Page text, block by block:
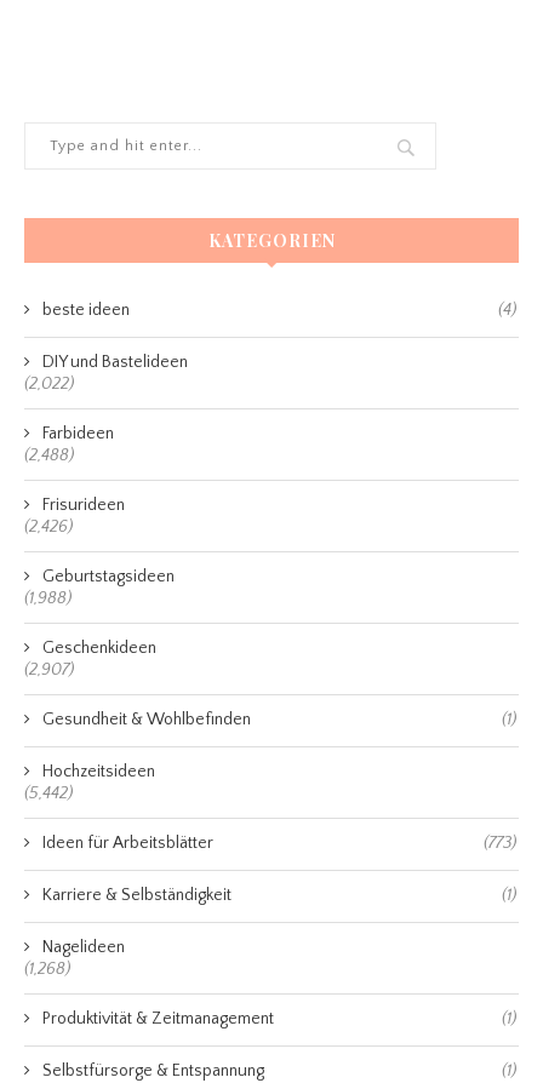
KATEGORIEN
beste ideen (4)
DIY und Bastelideen
(2,022)
Farbideen
(2,488)
Frisurideen
(2,426)
Geburtstagsideen
(1,988)
Geschenkideen
(2,907)
Gesundheit & Wohlbefinden (1)
Hochzeitsideen
(5,442)
Ideen für Arbeitsblätter (773)
Karriere & Selbständigkeit (1)
Nagelideen
(1,268)
Produktivität & Zeitmanagement (1)
Selbstfürsorge & Entspannung (1)